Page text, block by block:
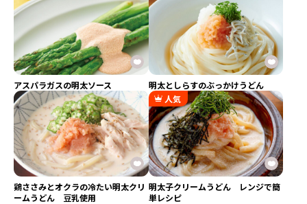
アスパラガスの明太ソース 明太としらすのぶっかけうどん
鶏ささみとオクラの冷たい明太クリ
ームうどん 豆乳使用
人気
明太子クリームうどん レンジで簡
単レシピ